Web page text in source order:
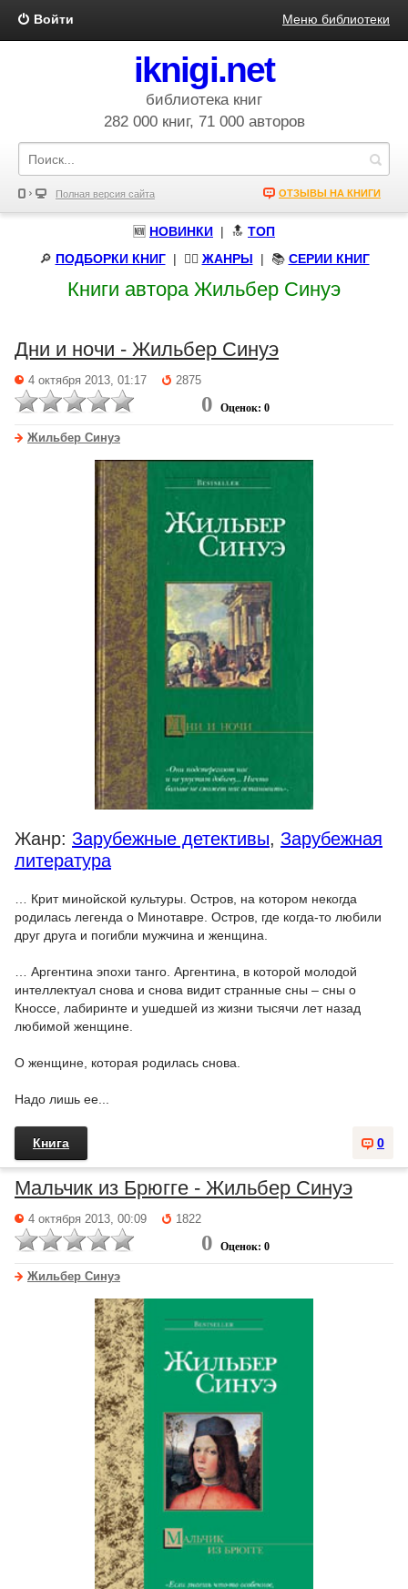
Войти Меню библиотеки
iknigi.net
библиотека книг
282 000 книг, 71 000 авторов
Полная версия сайта ОТЗЫВЫ НА КНИГИ
🆕 НОВИНКИ | 🔝 ТОП
🔎 ПОДБОРКИ КНИГ| 🧝‍♀️ ЖАНРЫ | 📚 СЕРИИ КНИГ
Книги автора Жильбер Синуэ
Дни и ночи - Жильбер Синуэ
4 октября 2013, 01:17 2875
0 Оценок: 0
Жильбер Синуэ
Жанр: Зарубежные детективы, Зарубежная
литература
… Крит минойской культуры. Остров, на котором некогда
родилась легенда о Минотавре. Остров, где когда-то любили
друг друга и погибли мужчина и женщина.
… Аргентина эпохи танго. Аргентина, в которой молодой
интеллектуал снова и снова видит странные сны – сны о
Кноссе, лабиринте и ушедшей из жизни тысячи лет назад
любимой женщине.
О женщине, которая родилась снова.
Надо лишь ее...
0
Книга
Мальчик из Брюгге - Жильбер Синуэ
4 октября 2013, 00:09 1822
0 Оценок: 0
Жильбер Синуэ